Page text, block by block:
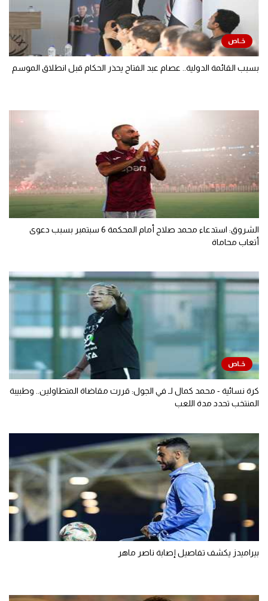
بسبب القائمة الدولية.. عصام عبد الفتاح يحذر الحكام قبل انطلاق الموسم
الشروق: استدعاء محمد صلاح أمام المحكمة 6 سبتمبر بسبب دعوى
أتعاب محاماة
كرة نسائية - محمد كمال لـ في الجول: قررت مقاضاة المتطاولين.. وطبيبة
المنتخب تحدد مدة اللعب
بيراميدز يكشف تفاصيل إصابة ناصر ماهر